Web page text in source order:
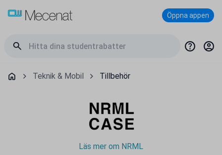
Öppna appen
Teknik & Mobil Tillbehör
Läs mer om NRML